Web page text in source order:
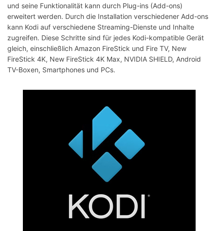
und seine Funktionalität kann durch Plug-ins (Add-ons)
erweitert werden. Durch die Installation verschiedener Add-ons
kann Kodi auf verschiedene Streaming-Dienste und Inhalte
zugreifen. Diese Schritte sind für jedes Kodi-kompatible Gerät
gleich, einschließlich Amazon FireStick und Fire TV, New
FireStick 4K, New FireStick 4K Max, NVIDIA SHIELD, Android
TV-Boxen, Smartphones und PCs.